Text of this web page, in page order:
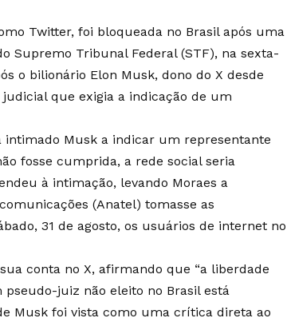
Twitter, foi bloqueada no Brasil após uma
Supremo Tribunal Federal (STF), na sexta-
o bilionário Elon Musk, dono do X desde
que exigia a indicação de um
intimado Musk a indicar um representante
fosse cumprida, a rede social seria
à intimação, levando Moraes a
(Anatel) tomasse as
31 de agosto, os usuários de internet no
conta no X, afirmando que “a liberdade
juiz não eleito no Brasil está
Musk foi vista como uma crítica direta ao